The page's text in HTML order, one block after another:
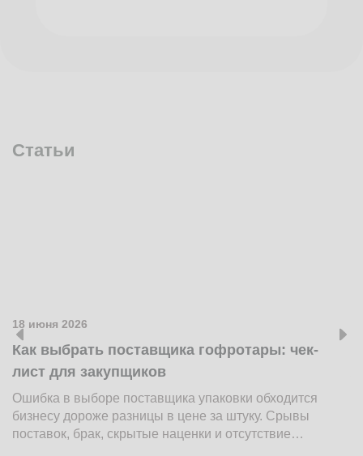
Статьи
18 июня 2026
Как выбрать поставщика гофротары: чек-
лист для закупщиков
Ошибка в выборе поставщика упаковки обходится
бизнесу дороже разницы в цене за штуку. Срывы
поставок, брак, скрытые наценки и отсутствие…